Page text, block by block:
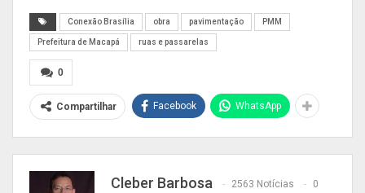
drenagem e manutenção de arenas esportivas.
Conexão Brasília obra pavimentação PMM
Prefeitura de Macapá ruas e passarelas
0
Compartilhar Facebook WhatsApp
Cleber Barbosa 2563 Notícias 0